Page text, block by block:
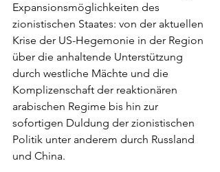
Expansionsmöglichkeiten des
zionistischen Staates: von der aktuellen
Krise der US-Hegemonie in der Region
über die anhaltende Unterstützung
durch westliche Mächte und die
Komplizenschaft der reaktionären
arabischen Regime bis hin zur
sofortigen Duldung der zionistischen
Politik unter anderem durch Russland
und China.